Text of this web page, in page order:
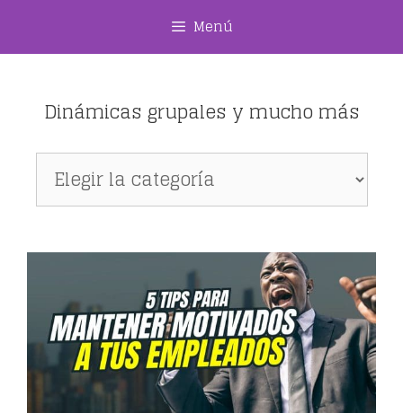
Menú
Dinámicas grupales y mucho más
Dinámicas
grupales
mucho